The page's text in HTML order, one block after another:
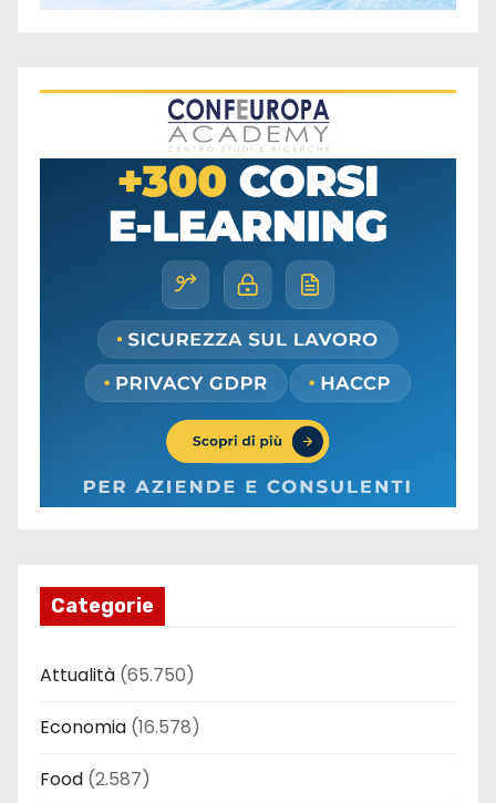
Categorie
Attualità (65.750)
Economia (16.578)
Food (2.587)